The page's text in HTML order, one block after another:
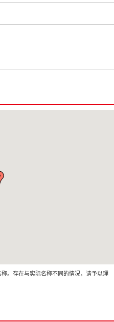
。存在与实际名称不同的情况，请予以理